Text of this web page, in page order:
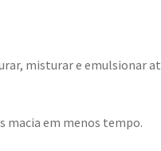
misturar e emulsionar
macia em menos tempo.